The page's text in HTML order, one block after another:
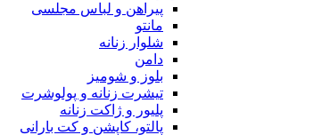
پیراهن و لباس مجلسی
مانتو
شلوار زنانه
دامن
بلوز و شومیز
تیشرت زنانه و پولوشرت
پلیور و ژاکت زنانه
پالتو، کاپشن و کت بارانی